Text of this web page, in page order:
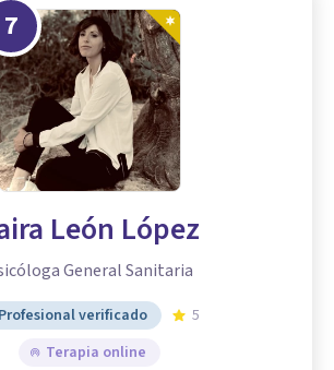
7
León López
General Sanitaria
Profesional verificado
5
Terapia online